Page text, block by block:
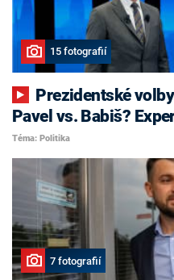
15 fotografií
Pavel vs. Babiš?
Téma: Politika
7 fotografií